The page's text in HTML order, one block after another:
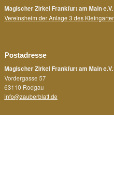
Magischer Zirkel Frankfurt am Main e.V.
Vereinsheim der Anlage 3 des
Postadresse
Magischer Zirkel Frankfurt am Main e.V.
Vordergasse 57
63110 Rodgau
info@zauberblatt.de